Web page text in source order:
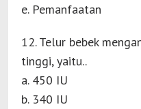
e. Pemanfaatan
12. Telur bebek
tinggi, yaitu..
a. 450 IU
b. 340 IU